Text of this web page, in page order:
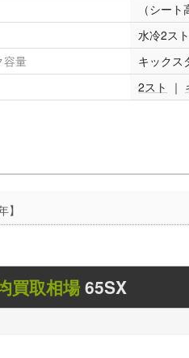
（シー
水冷2ス
容量
キックス
2スト ｜
買取相場 65SX